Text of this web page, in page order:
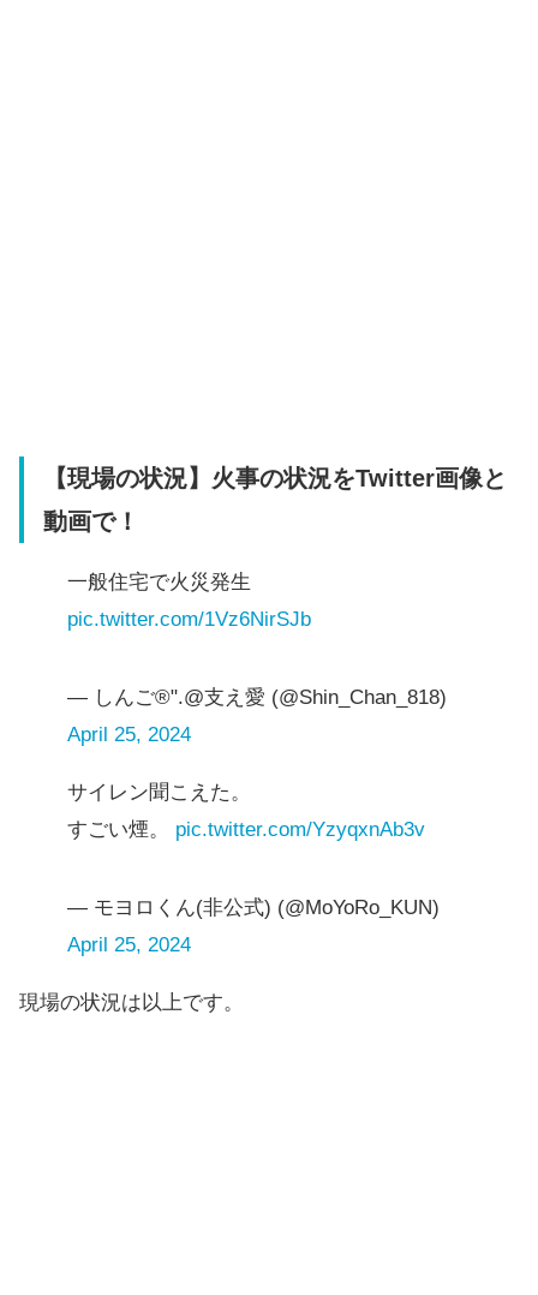
【現場の状況】火事の状況をTwitter画像と
動画で！
一般住宅で火災発生
pic.twitter.com/1Vz6NirSJb
— しんご®".@支え愛 (@Shin_Chan_818)
April 25, 2024
サイレン聞こえた。
すごい煙。 pic.twitter.com/YzyqxnAb3v
— モヨロくん(非公式) (@MoYoRo_KUN)
April 25, 2024
現場の状況は以上です。